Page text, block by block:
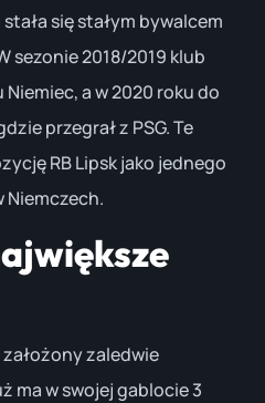
się stałym bywalcem
sezonie 2018/2019 klub
a w 2020 roku do
przegrał z PSG. Te
RB Lipsk jako jednego
Niemczech.
założony zaledwie
ma w swojej gablocie 3